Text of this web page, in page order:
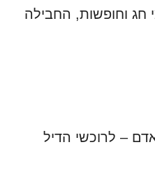
חג וחופשות, החבילה
של שעה לאדם, מחיר רגיל ספא 350 ₪ לאדם – לרוכשי הדיל